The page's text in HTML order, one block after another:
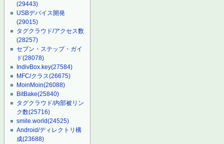
(29443)
USBデバイス開発
(29015)
タグクラウド/アクセス数
(28257)
セブン・ステップ・ガイ
ド(28078)
IndivBox.key(27584)
MFC/クラス(26675)
MoinMoin(26088)
BitBake(25840)
タグクラウド/内部被リン
ク数(25716)
smile.world(24525)
Android/ディレクトリ構
成(23688)